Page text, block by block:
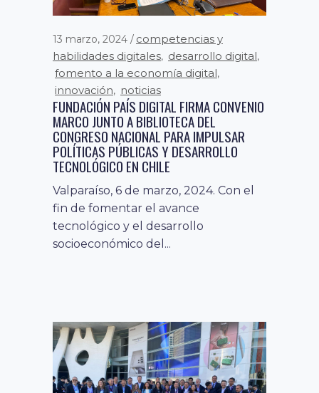
13 marzo, 2024
competencias y
habilidades digitales, desarrollo digital,
fomento a la economía digital,
innovación, noticias
FUNDACIÓN PAÍS DIGITAL FIRMA CONVENIO
MARCO JUNTO A BIBLIOTECA DEL
CONGRESO NACIONAL PARA IMPULSAR
POLÍTICAS PÚBLICAS Y DESARROLLO
TECNOLÓGICO EN CHILE
Valparaíso, 6 de marzo, 2024. Con el
fin de fomentar el avance
tecnológico y el desarrollo
socioeconómico del...